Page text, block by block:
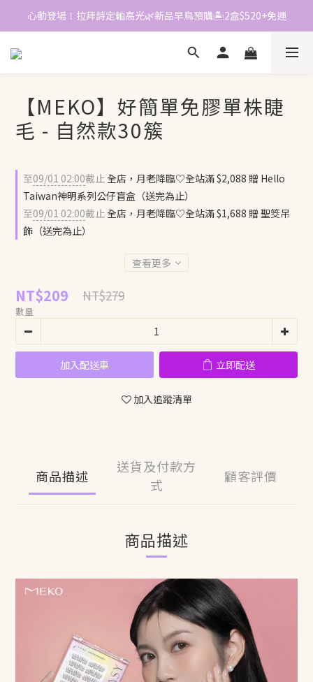
📱加入官方LINE｜領$50折價券
📱加入官方LINE｜領$50折價券
【MEKO】好簡單免膠單株睫
毛 - 自然款30簇
至09/01 02:00截止全店，月老降臨♡全站滿 $2,088 贈 Hello
Taiwan神明系列公仔盲盒（送完為止）
至09/01 02:00截止全店，月老降臨♡全站滿 $1,688 贈 聖筊吊
飾（送完為止）
查看更多
NT$209 NT$279
數量
加入配送車 立即配送
加入追蹤清單
商品描述
送貨及付款方
式
顧客評價
商品描述